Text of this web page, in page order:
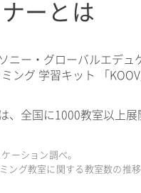
ーとは
ニー・グローバルエデ
ング 学習キット 「
、全国に1000教室以上
ーション調べ。
ング教室に関する教室数の推